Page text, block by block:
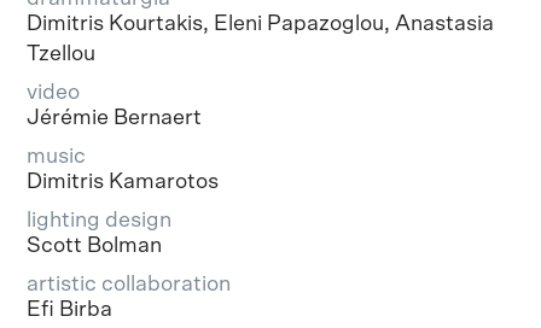
Dimitris Kourtakis, Eleni Papazoglou, Anastasia
Tzellou
video
Jérémie Bernaert
music
Dimitris Kamarotos
lighting design
Scott Bolman
artistic collaboration
Efi Birba